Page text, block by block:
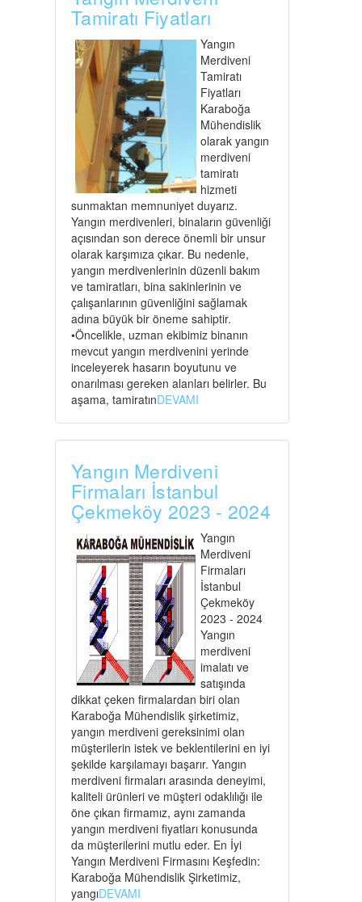
Tamiratı Fiyatları
Yangın
Merdiveni
Tamiratı
Fiyatları
Karaboğa
Mühendislik
olarak yangın
merdiveni
tamiratı
hizmeti
sunmaktan memnuniyet duyarız.
Yangın merdivenleri, binaların güvenliği
açısından son derece önemli bir unsur
olarak karşımıza çıkar. Bu nedenle,
yangın merdivenlerinin düzenli bakım
ve tamiratları, bina sakinlerinin ve
çalışanlarının güvenliğini sağlamak
adına büyük bir öneme sahiptir.
•Öncelikle, uzman ekibimiz binanın
mevcut yangın merdivenini yerinde
inceleyerek hasarın boyutunu ve
onarılması gereken alanları belirler. Bu
aşama, tamiratınDEVAMI
Yangın Merdiveni
Firmaları İstanbul
Çekmeköy 2023 - 2024
Yangın
Merdiveni
Firmaları
İstanbul
Çekmeköy
2023 - 2024
Yangın
merdiveni
imalatı ve
satışında
dikkat çeken firmalardan biri olan
Karaboğa Mühendislik şirketimiz,
yangın merdiveni gereksinimi olan
müşterilerin istek ve beklentilerini en iyi
şekilde karşılamayı başarır. Yangın
merdiveni firmaları arasında deneyimi,
kaliteli ürünleri ve müşteri odaklılığı ile
öne çıkan firmamız, aynı zamanda
yangın merdiveni fiyatları konusunda
da müşterilerini mutlu eder. En İyi
Yangın Merdiveni Firmasını Keşfedin:
Karaboğa Mühendislik Şirketimiz,
yangıDEVAMI